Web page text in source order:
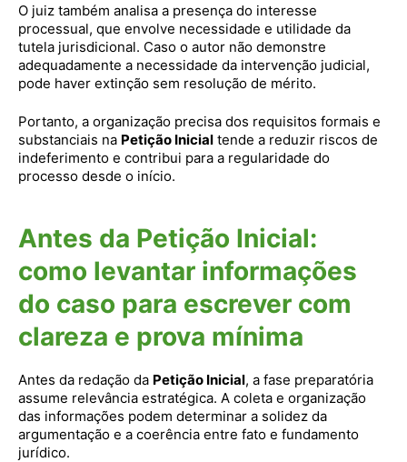
O juiz também analisa a presença do interesse
processual, que envolve necessidade e utilidade da
tutela jurisdicional. Caso o autor não demonstre
adequadamente a necessidade da intervenção judicial,
pode haver extinção sem resolução de mérito.
Portanto, a organização precisa dos requisitos formais e
substanciais na Petição Inicial tende a reduzir riscos de
indeferimento e contribui para a regularidade do
processo desde o início.
Antes da Petição Inicial:
como levantar informações
do caso para escrever com
clareza e prova mínima
Antes da redação da Petição Inicial, a fase preparatória
assume relevância estratégica. A coleta e organização
das informações podem determinar a solidez da
argumentação e a coerência entre fato e fundamento
jurídico.